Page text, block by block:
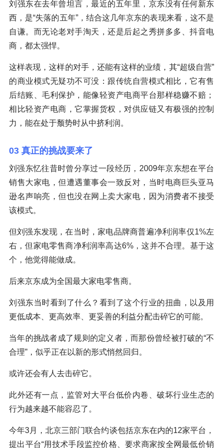
刘强东在去年曾坦言，最近的五年里，京东没有任何新东
西，是“失落的五年”，结合这几年京东的表现来看，这不是
自谦。而无论老对手淘天，还是后起之秀拼多多、抖音电
商，都太强悍。
这样表现，这样的对手，还能有这样的业绩，其“超级自营”
的商业模式无疑功不可没：跟传统自营模式相比，它有售
后结账、毛利保护，能像轻资产电商平台那样稳赚不赔；
相比轻资产电商，它掌握货权，对供应链又有极强的控制
力，能在处于颓势时从中挤利润。
03 真正的挑战要来了
刘强东忆往昔时曾分享过一段经历，2009年京东想在平台
销售大家电，但遭遇董事会一致反对，当时电商巨头亚马
逊名声响亮，但也没在网上卖大家电，因为消费者不接受
该模式。
但刘强东发现，在当时，家电品牌商普遍净利润率仅1%左
右，但家电零售商净利润率高达6%，这并不合理。基于这
个，他觉得能做成。
后来京东成为全国最大家电零售商。
刘强东当时看到了什么？看到了这个行业的扭曲，以及用
更低成本、更高效率、更妥善的利益分配击碎它的可能。
当年的挑战者成了规则的定义者，而那份曾经被打破的“不
合理”，似乎正在以新的形式悄然回归。
或许还会有人去击碎它。
此外还有一点，监管对大平台低价内卷、破坏行业生态的
行为越来越不能容忍了。
今年3月，北京三部门联合约谈包括京东在内的12家平台，
提出平台“用技术手段监控价格、要求商家按全网最低价销